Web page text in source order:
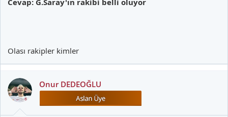
Olası rakipler kimler
Onur DEDEOĞLU